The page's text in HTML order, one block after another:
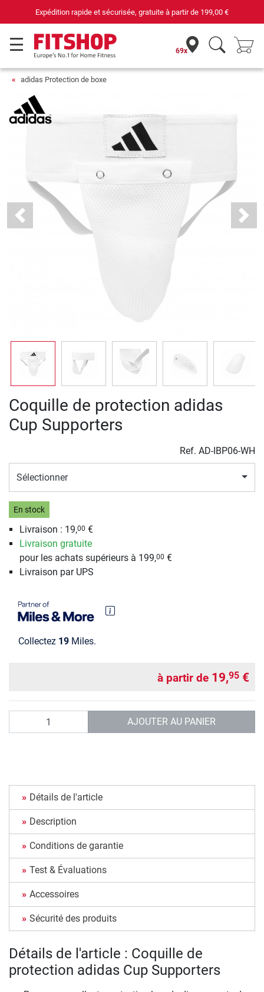
Expédition rapide et sécurisée, gratuite à partir de 199,00 €
69x
adidas Protection de boxe
Previous Next
Coquille de protection adidas
Cup Supporters
Ref. AD-IBP06-WH
Sélectionner
En stock
Livraison : 19,00 €
Livraison gratuite
pour les achats supérieurs à 199,00 €
Livraison par UPS
Collectez 19 Miles.
à partir de 19,95 €
AJOUTER AU PANIER
Détails de l'article
Description
Conditions de garantie
Test & Évaluations
Accessoires
Sécurité des produits
Détails de l'article : Coquille de
protection adidas Cup Supporters